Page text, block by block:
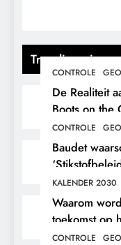
Trending nieuws
CONTROLE
De Realiteit
Boots on the
CONTROLE
Baudet
en
KALENDER 2030
Waarom
toekomst op
CONTROLE